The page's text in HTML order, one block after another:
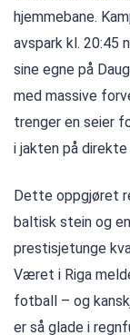
hjemmebane.
avspark kl. 20:45
sine egne på
med massive
trenger en seier
i jakten på
Dette oppgjøret
baltisk stein og
prestisjetunge
Været i Riga
fotball – og
er så glade i